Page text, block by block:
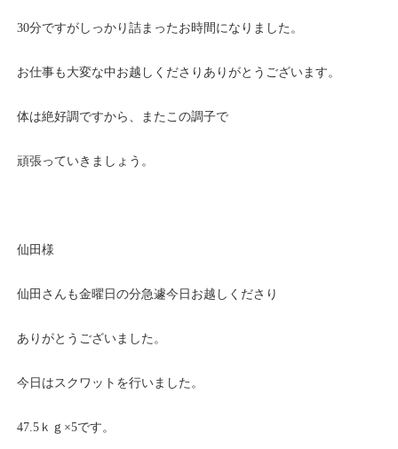
30分ですがしっかり詰まったお時間になりました。
お仕事も大変な中お越しくださりありがとうございます。
体は絶好調ですから、またこの調子で
頑張っていきましょう。
仙田様
仙田さんも金曜日の分急遽今日お越しくださり
ありがとうございました。
今日はスクワットを行いました。
47.5ｋｇ×5です。